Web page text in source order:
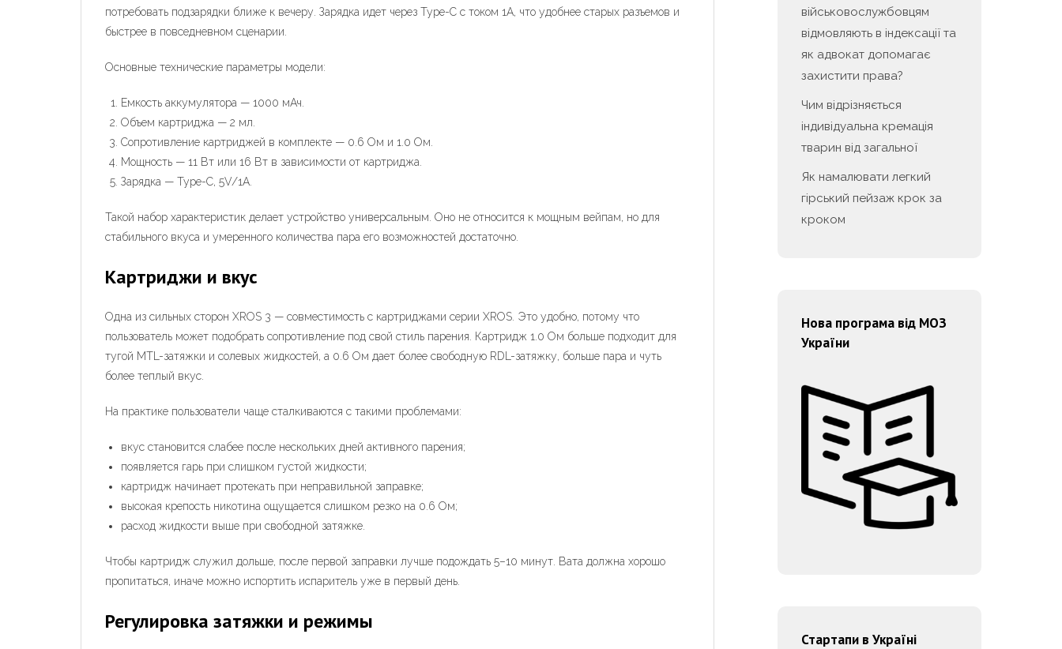
потребовать подзарядки ближе к вечеру. Зарядка идет через Type-C с током 1А, что удобнее старых разъемов и
быстрее в повседневном сценарии.
Основные технические параметры модели:
Емкость аккумулятора — 1000 мАч.
Объем картриджа — 2 мл.
Сопротивление картриджей в комплекте — 0.6 Ом и 1.0 Ом.
Мощность — 11 Вт или 16 Вт в зависимости от картриджа.
Зарядка — Type-C, 5V/1A.
Такой набор характеристик делает устройство универсальным. Оно не относится к мощным вейпам, но для
стабильного вкуса и умеренного количества пара его возможностей достаточно.
Картриджи и вкус
Одна из сильных сторон XROS 3 — совместимость с картриджами серии XROS. Это удобно, потому что
пользователь может подобрать сопротивление под свой стиль парения. Картридж 1.0 Ом больше подходит для
тугой MTL-затяжки и солевых жидкостей, а 0.6 Ом дает более свободную RDL-затяжку, больше пара и чуть
более теплый вкус.
На практике пользователи чаще сталкиваются с такими проблемами:
вкус становится слабее после нескольких дней активного парения;
появляется гарь при слишком густой жидкости;
картридж начинает протекать при неправильной заправке;
высокая крепость никотина ощущается слишком резко на 0.6 Ом;
расход жидкости выше при свободной затяжке.
Чтобы картридж служил дольше, после первой заправки лучше подождать 5–10 минут. Вата должна хорошо
пропитаться, иначе можно испортить испаритель уже в первый день.
Регулировка затяжки и режимы
військовослужбовцям
відмовляють в індексації та
як адвокат допомагає
захистити права?
Чим відрізняється
індивідуальна кремація
тварин від загальної
Як намалювати легкий
гірський пейзаж крок за
кроком
Нова програма від МОЗ
України
Стартапи в Україні